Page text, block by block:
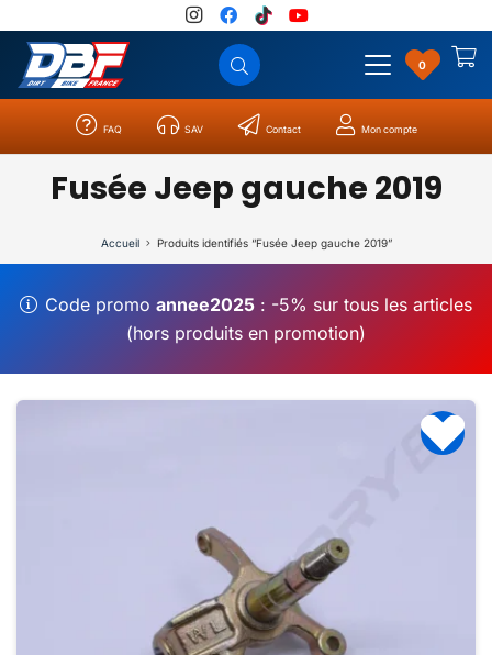
0
FAQ SAV Contact Mon compte
Fusée Jeep gauche 2019
Accueil Produits identifiés “Fusée Jeep gauche 2019”
Code promo annee2025: -5% sur tous les articles
(hors produits en promotion)
Catégories Résultats